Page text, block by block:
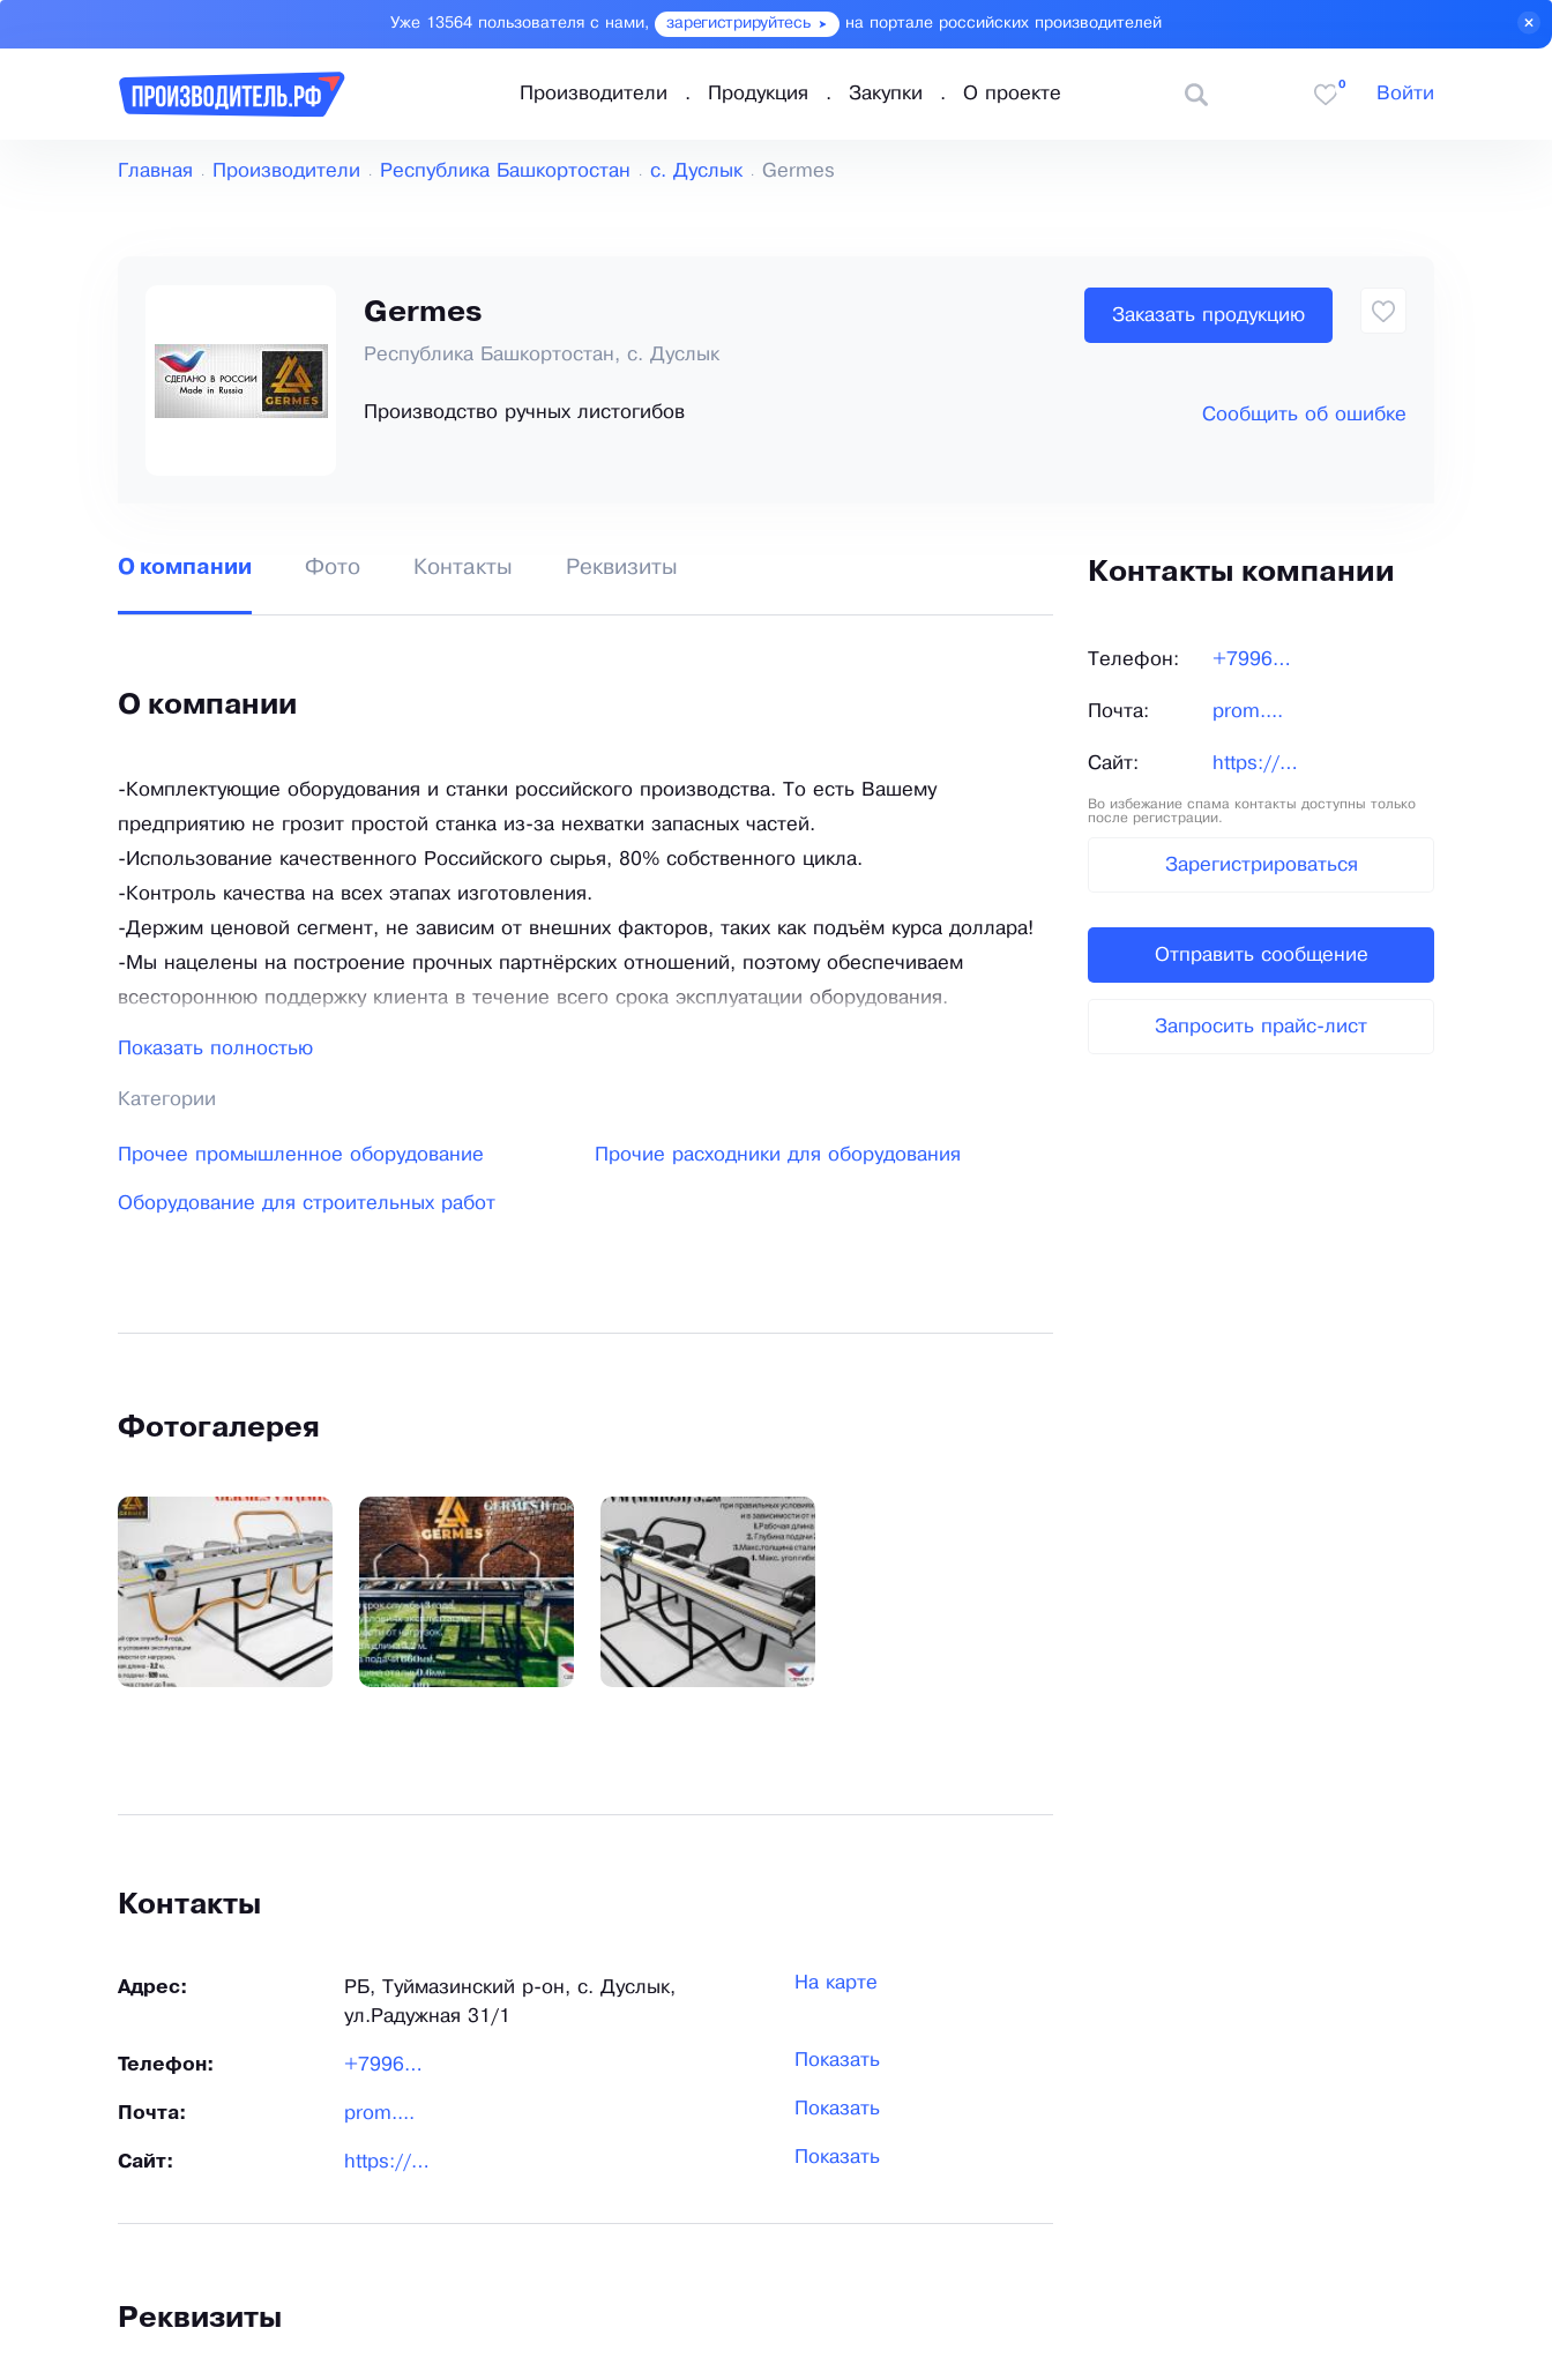
Уже 13564 пользователя с нами, зарегистрируйтесь на портале российских производителей
Производители Продукция Закупки О проекте
0
Войти
Главная Производители Республика Башкортостан с. Дуслык Germes
Germes
Республика Башкортостан, с. Дуслык
Производство ручных листогибов
Заказать продукцию
Сообщить об ошибке
О компании Фото Контакты Реквизиты
О компании
-Комплектующие оборудования и станки российского производства. То есть Вашему
предприятию не грозит простой станка из-за нехватки запасных частей.
-Использование качественного Российского сырья, 80% собственного цикла.
-Контроль качества на всех этапах изготовления.
-Держим ценовой сегмент, не зависим от внешних факторов, таких как подъём курса доллара!
-Мы нацелены на построение прочных партнёрских отношений, поэтому обеспечиваем
всестороннюю поддержку клиента в течение всего срока эксплуатации оборудования.
телефону
Показать полностью
Категории
Прочее промышленное оборудование Прочие расходники для оборудования
Оборудование для строительных работ
Фотогалерея
Контакты
Адрес:
РБ, Туймазинский р-он, с. Дуслык,
ул.Радужная 31/1
На карте
Телефон: +79961... Показать
Почта: prom.... Показать
Сайт: https://listogiby-germes.ru/ Показать
Реквизиты
Контакты компании
Телефон: +79961...
Почта: prom....
Сайт: https://listogiby-germes.ru/
Во избежание спама контакты доступны только
после регистрации.
Зарегистрироваться
Отправить сообщение
Запросить прайс-лист